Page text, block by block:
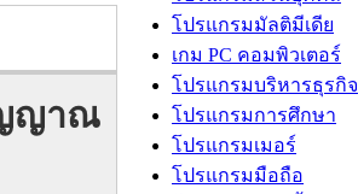
ญญาณ
โปรแกรมมัลติมีเดีย
เกม PC คอมพิวเตอร์
โปรแกรมบริหารธุรกิจ
โปรแกรมการศึกษา
โปรแกรมเมอร์
โปรแกรมมือถือ